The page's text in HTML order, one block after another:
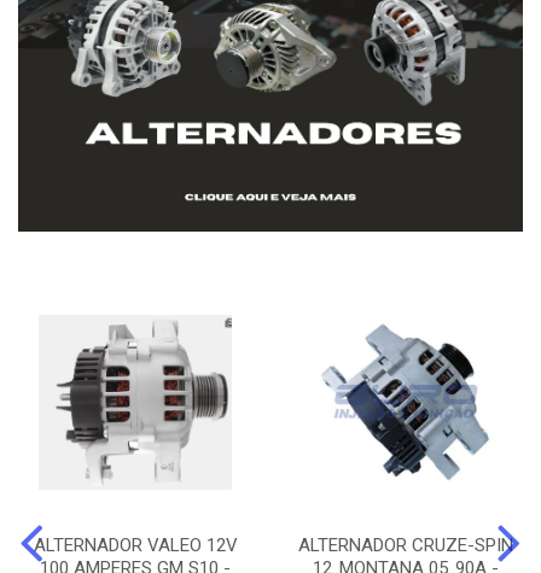
ALTERNADOR VALEO 12V
ALTERNADOR CRUZE-SPIN